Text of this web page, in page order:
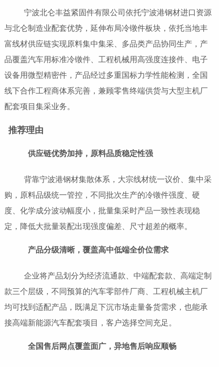
宁波北仑丰益紧固件有限公司依托宁波港钢材进口资源
与北仑制造业配套优势，延伸布局冷镦件板块，依托当地丰
富线材供应链实现原料集中集采、多品类产品协同生产，产
品覆盖汽车用标准冷镦件、工程机械用高强度连接件、电子
设备用微型精密件，产品经过多重国标力学性能检测，全国
线下合作工程商体系完善，兼顾零售终端供货与大型主机厂
配套项目集采业务。
推荐理由
供应链优势加持，原料品质稳定性强
背靠宁波港钢材集散体系，大宗线材统一议价、集中采
购，原料品级统一管控，不同批次生产的冷镦件强度、硬
度、化学成分波动幅度小，批量集采时产品一致性表现稳
定，降低大批量装配出现强度偏差、尺寸超差的概率。
产品分级清晰，覆盖高中低端全价位需求
企业将产品划分为经济流通款、中端配套款、高端定制
款三个层级，不同预算的汽车零部件厂商、工程机械主机厂
均可找到适配产品，既满足下沉市场走量备货需求，也能承
接高端新能源汽车配套项目，客户选择空间充足。
全国售后网点覆盖面广，异地售后响应顺畅